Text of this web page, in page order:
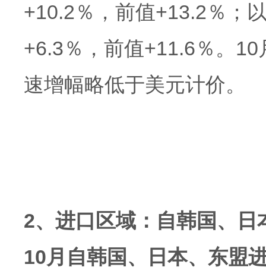
+10.2％，前值+13.2％；
+6.3％，前值+11.6％。
速增幅略低于美元计价。
2、进口区域：自韩国、
10月自韩国、日本、东盟